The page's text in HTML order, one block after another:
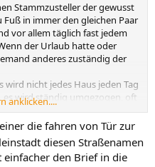
Stammzusteller der gewusst
in immer den gleichen Paar
vor allem täglich fast jedem
der Urlaub hatte oder
anderes zuständig der
wird nicht jedes Haus jeden Tag
es wird ständig umgezogen, oft
Namen und wenn dann
Ggf. will ein Zusteller der
Fehler nicht nochmal von
latschen (oder alle von 11 bis
anklicken....
die fahren von Tür zur
diesen Straßenamen
den Brief in die